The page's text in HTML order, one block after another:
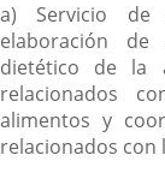
a) Servicio de
elaboración de
dietético de la
relacionados
alimentos y
relacionados con